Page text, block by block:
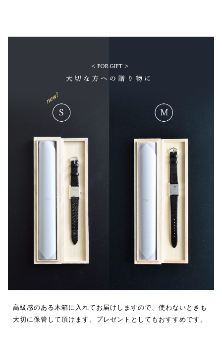
高級感のある木箱に入れてお届けしますので、使わないときも
大切に保管して頂けます。プレゼントとしてもおすすめです。